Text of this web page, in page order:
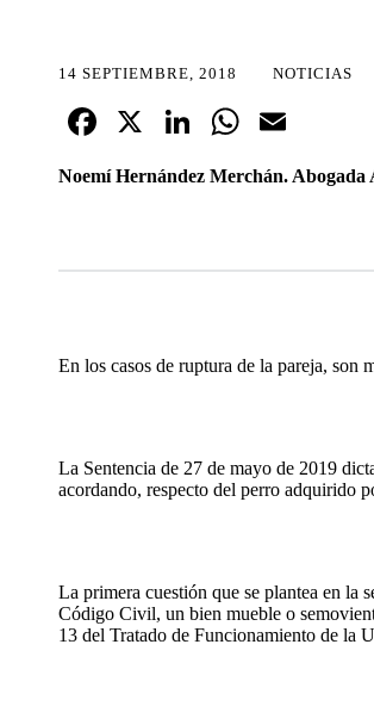
14 SEPTIEMBRE, 2018 NOTICIAS
Fa
ce
X
Li
nk
W
ha
pp
m
ail
Noemí Hernández Merchán. Abogada
En los casos de ruptura de la pareja, son
La Sentencia de 27 de mayo de 2019
acordando, respecto del perro adquirido
La primera cuestión que se plantea en la
Código Civil, un bien mueble o
13 del Tratado de Funcionamiento de la